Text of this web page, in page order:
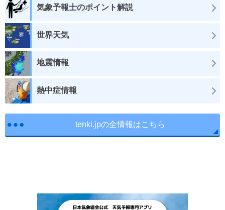
気象予報士のポイント解説
世界天気
地震情報
熱中症情報
tenki.jpの全情報はこちら